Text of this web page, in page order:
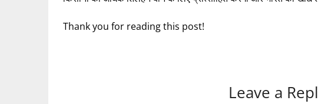
Thank you for reading this post!
Leave a